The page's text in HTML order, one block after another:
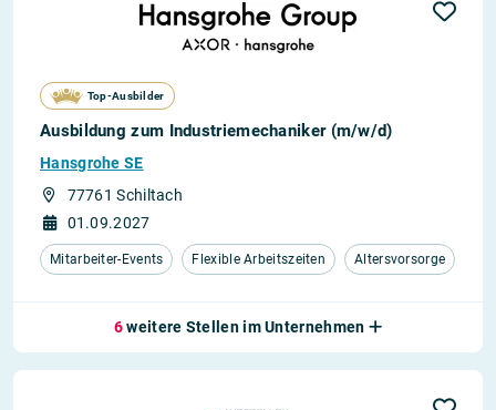
Top-Ausbilder
Ausbildung zum Industriemechaniker (m/w/d)
Hansgrohe SE
77761 Schiltach
01.09.2027
Mitarbeiter-Events Flexible Arbeitszeiten Altersvorsorge
6weitere Stellen im Unternehmen